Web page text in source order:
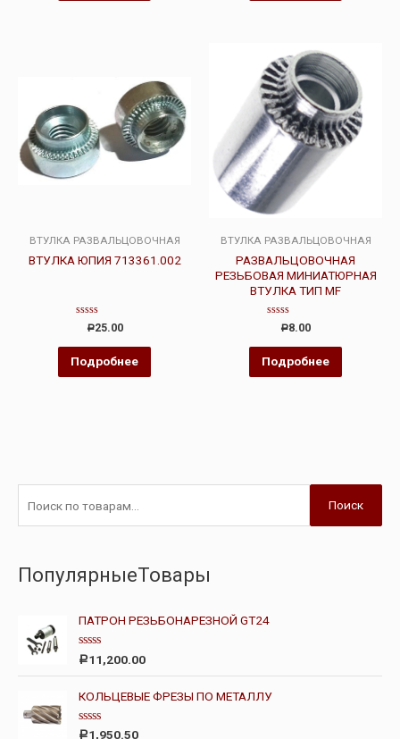
ВТУЛКА РАЗВАЛЬЦОВОЧНАЯ
ВТУЛКА ЮПИЯ 713361.002
Оценка
из
5
Р25.00
Подробнее
ВТУЛКА РАЗВАЛЬЦОВОЧНАЯ
РАЗВАЛЬЦОВОЧНАЯ
РЕЗЬБОВАЯ МИНИАТЮРНАЯ
ВТУЛКА ТИП MF
Оценка
из
5
Р8.00
Подробнее
Поиск
ПопулярныеТовары
ПАТРОН РЕЗЬБОНАРЕЗНОЙ GT24
О
е
н
к
а
0
Р11,200.00
КОЛЬЦЕВЫЕ ФРЕЗЫ ПО МЕТАЛЛУ
О
Р1,950.50